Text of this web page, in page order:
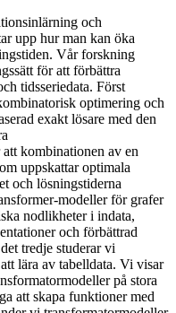
och
upp hur man kan öka
Vår forskning
för att förbättra
tidsseriedata. Först
optimering och
exakt lösare med den
kombinationen av en
uppskattar optimala
och lösningstiderna
modeller för grafer
nodlikheter i indata,
och förbättrad
tredje studerar vi
lära av tabelldata. Vi visar
på stora
att skapa funktioner med